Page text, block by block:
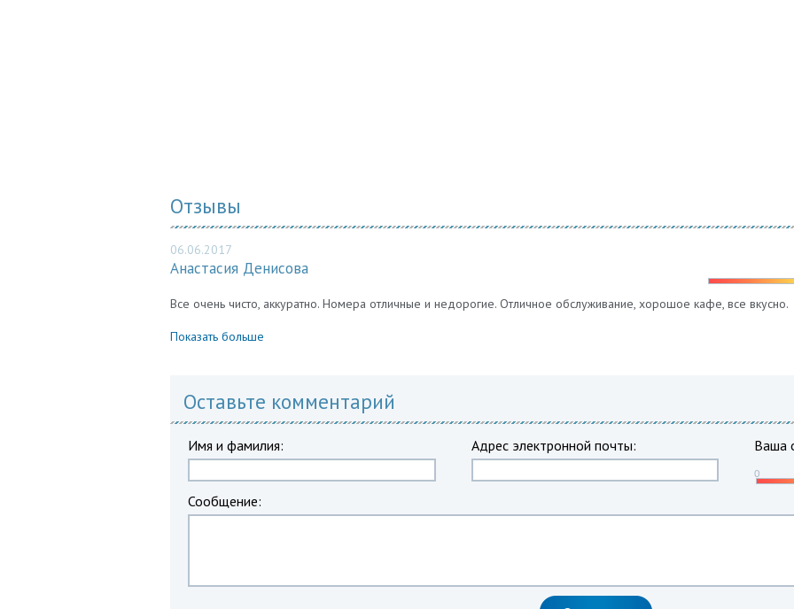
Отзывы
06.06.2017
Анастасия Денисова
Все очень чисто, аккуратно. Номера отличные и недорогие. Отличное обслуживание, хорошое кафе, все вкусно.
Показать больше
Оставьте комментарий
Имя и фамилия: Адрес электронной почты: Ваша
Сообщение: